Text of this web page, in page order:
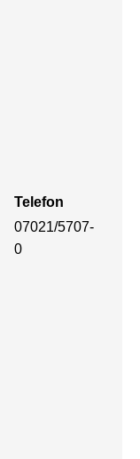
Telefon
07021/5707-
0